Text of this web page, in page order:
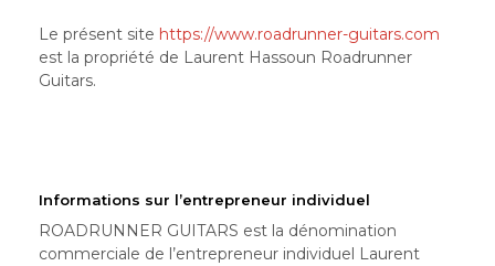
Le présent site https://www.roadrunner-guitars.com
est la propriété de Laurent Hassoun Roadrunner
Guitars.
Informations sur l’entrepreneur individuel
ROADRUNNER GUITARS est la dénomination
commerciale de l’entrepreneur individuel Laurent